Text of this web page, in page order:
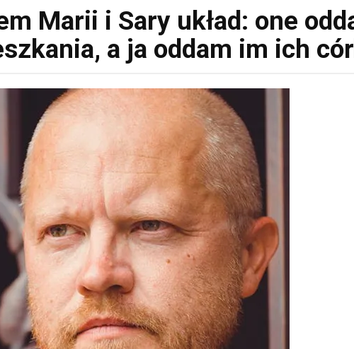
Marii i Sary układ: one
a ja oddam im ich